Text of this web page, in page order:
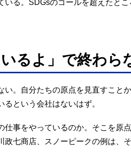
いる。SDGsのゴールを超えたと
いるよ」で終わら
い。自分たちの原点を見直すこと
という会社はないはず。
仕事をやっているのか。そこを原
政七商店、スノーピークの例は、